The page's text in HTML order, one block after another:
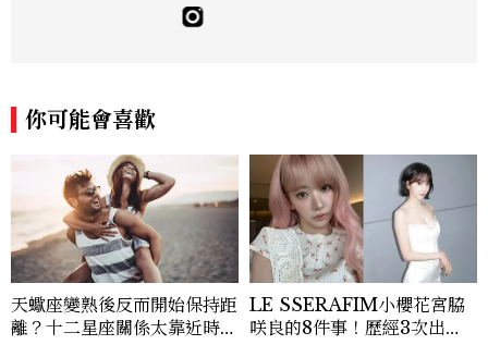
容，對不斷更迭變化的最新趨勢話題永保好
奇探索之心，熱愛從品牌資訊、網路動態、
你可能會喜歡
天蠍座變熟後反而開始保持距
離？十二星座關係太靠近時最
LE SSERAFIM小櫻花宮脇
咲良的8件事！歷經3次出